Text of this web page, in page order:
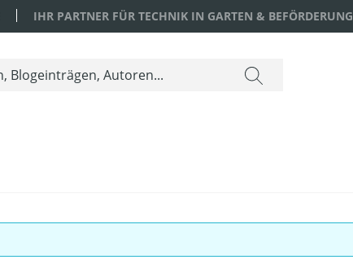
IHR PARTNER FÜR TECHNIK IN GARTEN & BEFÖRDERUNG